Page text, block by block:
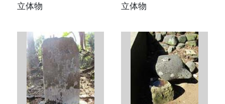
立体物
立体物